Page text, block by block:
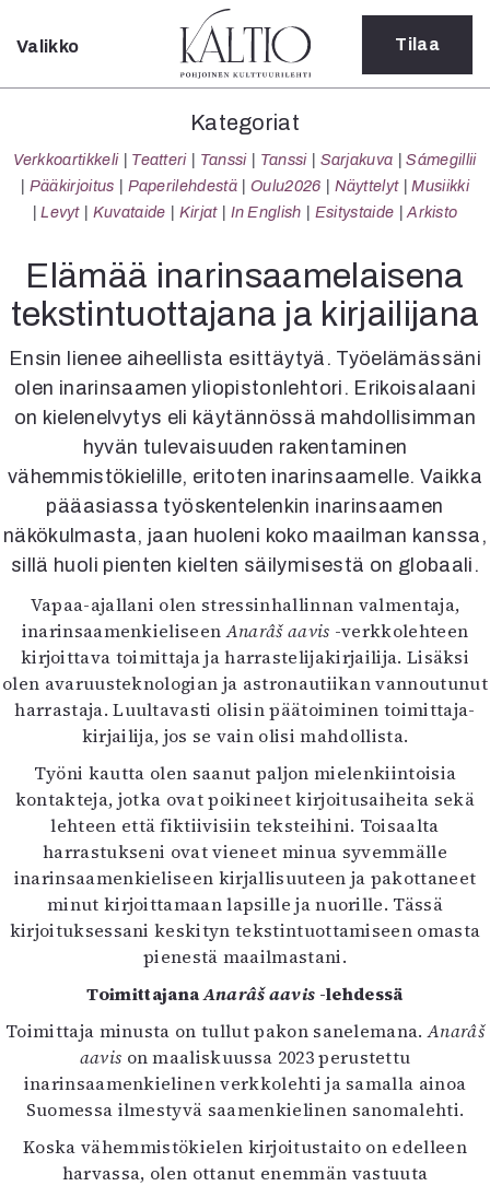
Sulje
Kategoriat
Verkkoartikkeli
Teatteri
Tanssi
Sarjakuva
Sámegillii
Pääkirjoitus
Oulu2026
Näyttelyt
Musiikki
Levyt
Kuvataide
Kirjat
In English
Arkisto
Lehdet
4/2026
2–3/2026
1/2026
6/2025
5/2025 saame
5/2025
Lehtiarkisto
Info
Tilaus ja irtonumerot
Yhteistyössä
Mediatiedot
Kaltio ry
Valikko Tilaa
Kategoriat
Verkkoartikkeli Teatteri Tanssi Tanssi Sarjakuva
Sámegillii
Pääkirjoitus
Paperilehdestä Oulu2026 Näyttelyt
Musiikki
Levyt
Kuvataide Kirjat In English Esitystaide Arkisto
Elämää inarinsaamelaisena
tekstintuottajana ja kirjailijana
Ensin lienee aiheellista esittäytyä. Työelämässäni
olen inarinsaamen yliopistonlehtori. Erikoisalaani
on kielenelvytys eli käytännössä mahdollisimman
hyvän tulevaisuuden rakentaminen
vähemmistökielille, eritoten inarinsaamelle. Vaikka
pääasiassa työskentelenkin inarinsaamen
näkökulmasta, jaan huoleni koko maailman kanssa,
sillä huoli pienten kielten säilymisestä on globaali.
Vapaa-ajallani olen stressinhallinnan valmentaja,
inarinsaamenkieliseenAnarâš aavis -verkkolehteen
kirjoittava toimittaja ja harrastelijakirjailija. Lisäksi
olen avaruusteknologian ja astronautiikan vannoutunut
harrastaja. Luultavasti olisin päätoiminen toimittaja-
kirjailija, jos se vain olisi mahdollista.
Työni kautta olen saanut paljon mielenkiintoisia
kontakteja, jotka ovat poikineet kirjoitusaiheita sekä
lehteen että fiktiivisiin teksteihini. Toisaalta
harrastukseni ovat vieneet minua syvemmälle
inarinsaamenkieliseen kirjallisuuteen ja pakottaneet
minut kirjoittamaan lapsille ja nuorille. Tässä
kirjoituksessani keskityn tekstintuottamiseen omasta
pienestä maailmastani.
ToimittajanaAnarâš aavis -lehdessä
Toimittaja minusta on tullut pakon sanelemana.Anarâš
aavis on maaliskuussa 2023 perustettu
inarinsaamenkielinen verkkolehti ja samalla ainoa
Suomessa ilmestyvä saamenkielinen sanomalehti.
Koska vähemmistökielen kirjoitustaito on edelleen
harvassa, olen ottanut enemmän vastuuta